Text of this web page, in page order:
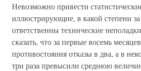
Невозможно привести
иллюстрирующие, в какой степени
ответственны технические
сказать, что за первые восемь
противостояния отказы в два, а в
три раза превысили среднюю